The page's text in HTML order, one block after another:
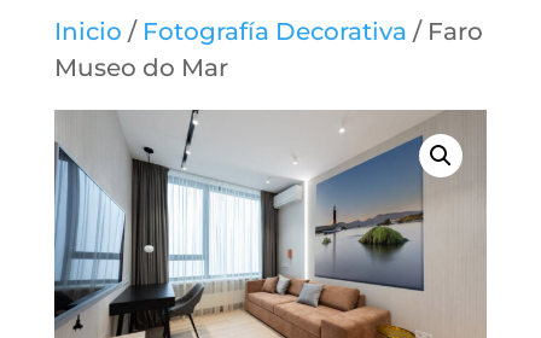
Inicio / Fotografía Decorativa / Faro
Museo do Mar